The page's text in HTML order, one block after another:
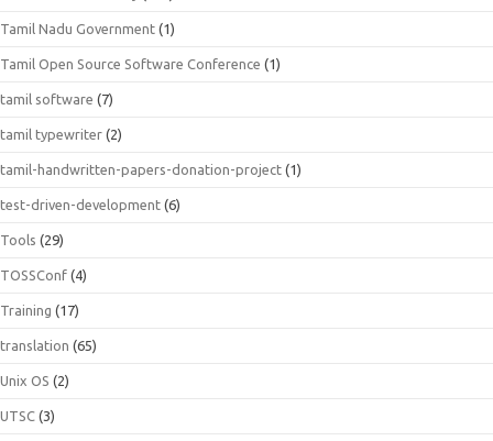
Tamil Nadu Government (1)
Tamil Open Source Software Conference (1)
tamil software (7)
tamil typewriter (2)
tamil-handwritten-papers-donation-project (1)
test-driven-development (6)
Tools (29)
TOSSConf (4)
Training (17)
translation (65)
Unix OS (2)
UTSC (3)